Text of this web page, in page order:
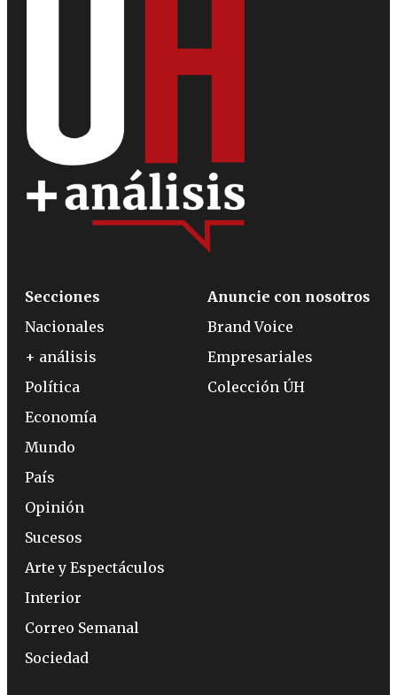
Secciones
Nacionales
+ análisis
Política
Economía
Mundo
País
Opinión
Sucesos
Arte y Espectáculos
Interior
Correo Semanal
Sociedad
Anuncie con nosotros
Brand Voice
Empresariales
Colección ÚH